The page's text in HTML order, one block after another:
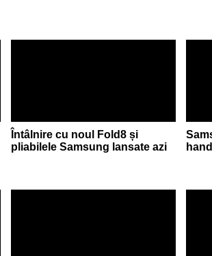
Întâlnire cu noul Fold8 și
pliabilele Samsung lansate azi